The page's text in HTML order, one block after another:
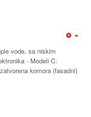
vode, sa niskim
- Modeli C:
komora (fasadni)